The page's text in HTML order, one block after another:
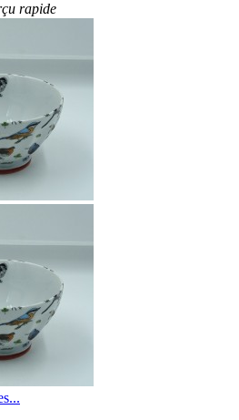
rapide